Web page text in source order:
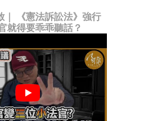
｜ 《憲法訴訟法》強行
就得要乖乖聽話？